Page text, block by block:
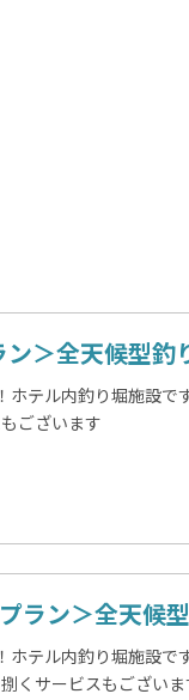
＞全天候型
テル内釣り堀施設
ございます
ラン＞全天候
テル内釣り堀施設
くサービスもございま